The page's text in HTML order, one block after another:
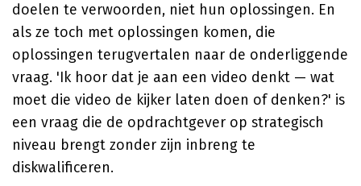
doelen te verwoorden, niet hun oplossingen. En
als ze toch met oplossingen komen, die
oplossingen terugvertalen naar de onderliggende
vraag. 'Ik hoor dat je aan een video denkt — wat
moet die video de kijker laten doen of denken?' is
een vraag die de opdrachtgever op strategisch
niveau brengt zonder zijn inbreng te
diskwalificeren.